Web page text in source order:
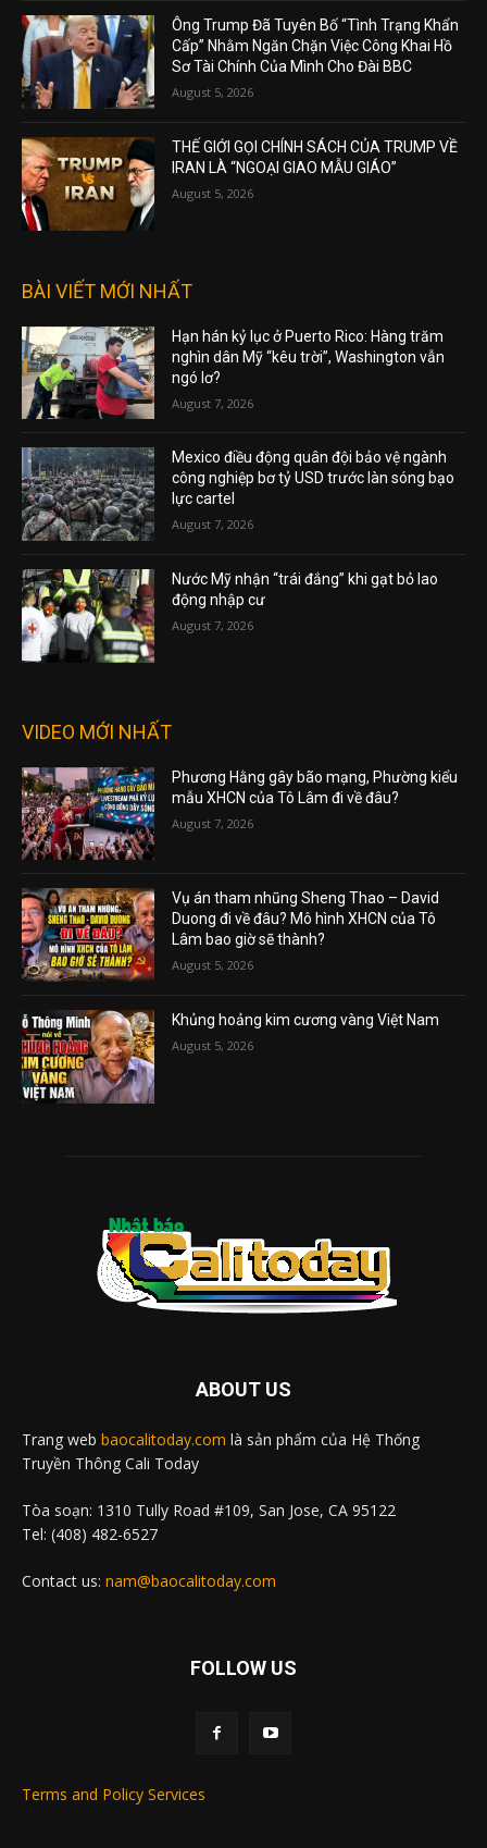
Ông Trump Đã Tuyên Bố “Tình Trạng Khẩn
Cấp” Nhằm Ngăn Chặn Việc Công Khai Hồ
Sơ Tài Chính Của Mình Cho Đài BBC
August 5, 2026
THẾ GIỚI GỌI CHÍNH SÁCH CỦA TRUMP VỀ
IRAN LÀ “NGOẠI GIAO MẪU GIÁO”
August 5, 2026
BÀI VIẾT MỚI NHẤT
Hạn hán kỷ lục ở Puerto Rico: Hàng trăm
nghìn dân Mỹ “kêu trời”, Washington vẫn
ngó lơ?
August 7, 2026
Mexico điều động quân đội bảo vệ ngành
công nghiệp bơ tỷ USD trước làn sóng bạo
lực cartel
August 7, 2026
Nước Mỹ nhận “trái đắng” khi gạt bỏ lao
động nhập cư
August 7, 2026
VIDEO MỚI NHẤT
Phương Hằng gây bão mạng, Phường kiểu
mẫu XHCN của Tô Lâm đi về đâu?
August 7, 2026
Vụ án tham nhũng Sheng Thao – David
Duong đi về đâu? Mô hình XHCN của Tô
Lâm bao giờ sẽ thành?
August 5, 2026
Khủng hoảng kim cương vàng Việt Nam
August 5, 2026
ABOUT US
Trang web baocalitoday.com là sản phẩm của Hệ Thống
Truyền Thông Cali Today
Tòa soạn: 1310 Tully Road #109, San Jose, CA 95122
Tel: (408) 482-6527
Contact us: nam@baocalitoday.com
FOLLOW US
Terms and Policy Services